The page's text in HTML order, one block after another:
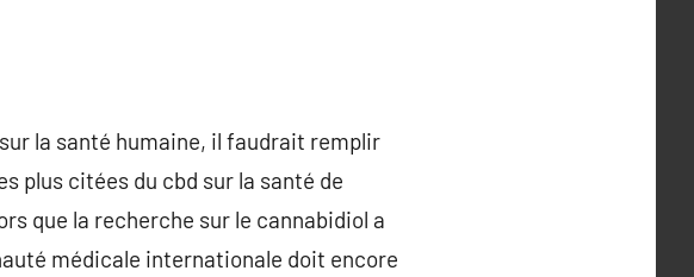
la santé humaine, il faudrait remplir
plus citées du cbd sur la santé de
que la recherche sur le cannabidiol a
médicale internationale doit encore